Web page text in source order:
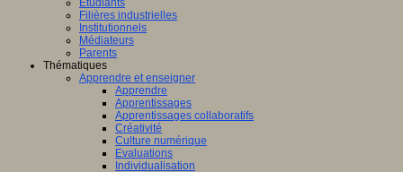
Etudiants
Filières industrielles
Institutionnels
Médiateurs
Parents
Thématiques
Apprendre et enseigner
Apprendre
Apprentissages
Apprentissages collaboratifs
Créativité
Culture numérique
Evaluations
Individualisation